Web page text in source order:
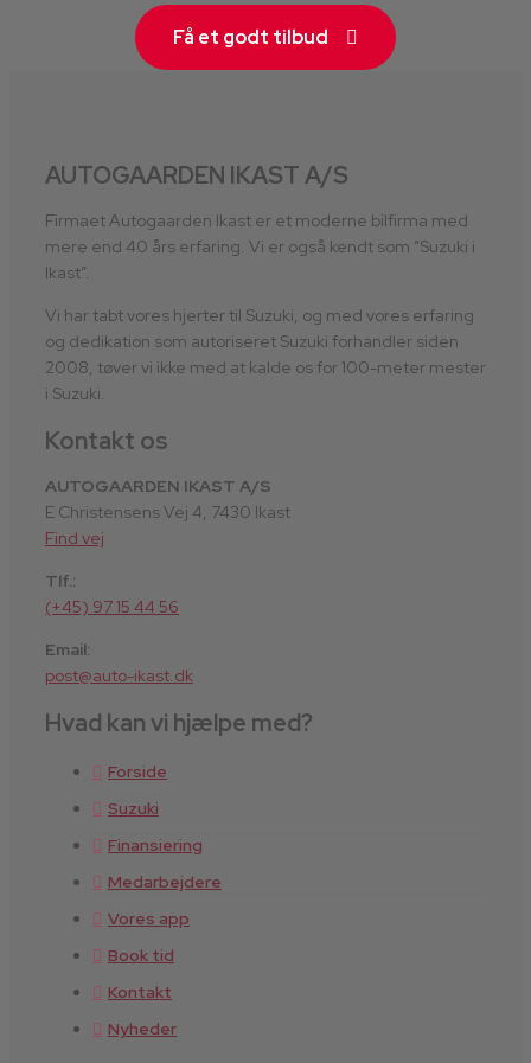
Få et godt tilbud
AUTOGAARDEN IKAST A/S
Firmaet Autogaarden Ikast er et moderne bilfirma med
mere end 40 års erfaring. Vi er også kendt som ”Suzuki i
Ikast”.
Vi har tabt vores hjerter til Suzuki, og med vores erfaring
og dedikation som autoriseret Suzuki forhandler siden
2008, tøver vi ikke med at kalde os for 100-meter mester
i Suzuki.
Kontakt os
AUTOGAARDEN IKAST A/S
E Christensens Vej 4, 7430 Ikast
Find vej
Tlf.:
(+45) 97 15 44 56
Email:
post@auto-ikast.dk
Hvad kan vi hjælpe med?
Forside
Suzuki
Finansiering
Medarbejdere
Vores app
Book tid
Kontakt
Nyheder